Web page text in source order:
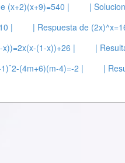
(x+2)(x+9)=540 | |
|
| Respuesta de
(1-x))+26 |
|
(4m+6)(m-4)=-2 |
|